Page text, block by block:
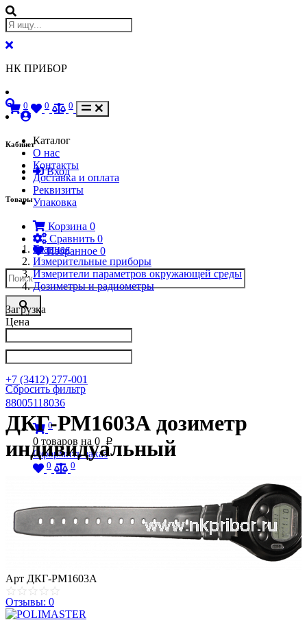
НК ПРИБОР
Кабинет
Вход
Товары
Корзина 0
Сравнить 0
Избранное 0
Написать в Телеграм
+7 (3412) 277-001
88005118036
0
0 товаров на 0 p
Оформить заказ
0 0
0 0 0
Каталог
О нас
Контакты
Доставка и оплата
Реквизиты
Упаковка
Главная
Измерительные приборы
Измерители параметров окружающей среды
Дозиметры и радиометры
Загрузка
Цена
Сбросить фильтр
ДКГ-РМ1603А дозиметр
индивидуальный
Арт ДКГ-РМ1603А
Отзывы: 0